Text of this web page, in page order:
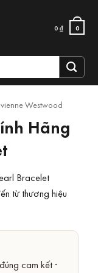
0₫ 0
Westwood
Hãng
Bracelet
từ thương hiệu
cam kết ·